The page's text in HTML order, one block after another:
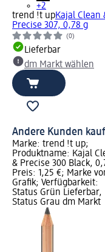
+2
trend !t upKajal Clean
Precise 307, 0,78 g
(0)
Lieferbar
dm Markt wählen
Andere Kunden
Marke: trend !t up;
Produktname: Kajal
& Precise 300 Black,
Preis: 1,25 €; Marke
Grafik; Verfügbarkeit:
Status Grün Lieferbar,
Status Grau dm Markt